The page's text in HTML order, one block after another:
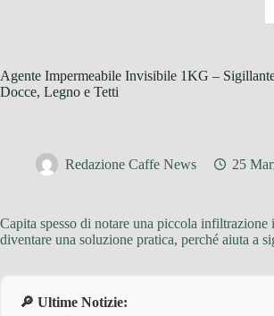
Agente Impermeabile Invisibile 1KG –
Docce, Legno e Tetti
Redazione Caffe News 25
Capita spesso di notare una piccola
diventare una soluzione pratica, perché aiuta a
🔎 Ultime Notizie: